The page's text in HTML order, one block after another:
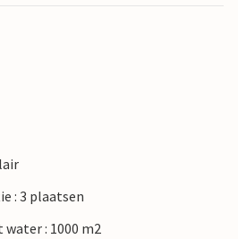
wandelroutes te vinden.
de Mullsjö slalom piste.
: 3 plaatsen
: 1000 m2